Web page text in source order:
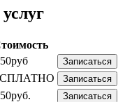
Записаться
Записаться
Записаться